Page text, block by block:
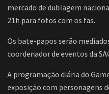
mercado de dublagem
21h para fotos com os fãs.
Os bate-papos serão
coordenador de eventos da
A programação diária do
exposição com personagens